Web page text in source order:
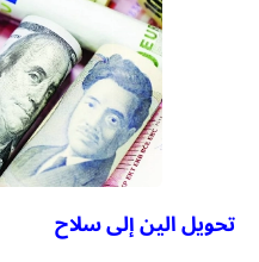
تحويل الين إلى سلاح